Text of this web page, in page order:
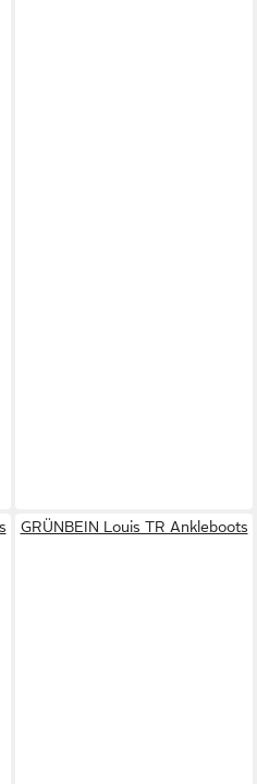
GRÜNBEIN Louis TR Ankleboots